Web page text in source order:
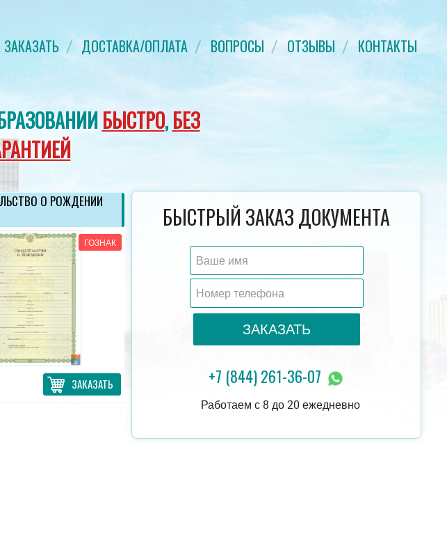
ЗАКАЗАТЬ ДОСТАВКА/ОПЛАТА ВОПРОСЫ ОТЗЫВЫ КОНТАКТЫ
БЫСТРО,БЕЗ
О РОЖДЕНИИ
ГОЗНАК
ЗАКАЗАТЬ
УДОСТОВЕРЕНИЕ О ПОВЫШЕНИИ
КВАЛИФИКАЦИИ
ЗАКАЗАТЬ
ДИПЛОМ КАНДИДАТ
21 000 руб.
БЫСТРЫЙ ЗАКАЗ ДОКУМЕНТА
ЗАКАЗАТЬ
+7 (844) 261-36-07
Работаем с 8 до 20 ежедневно